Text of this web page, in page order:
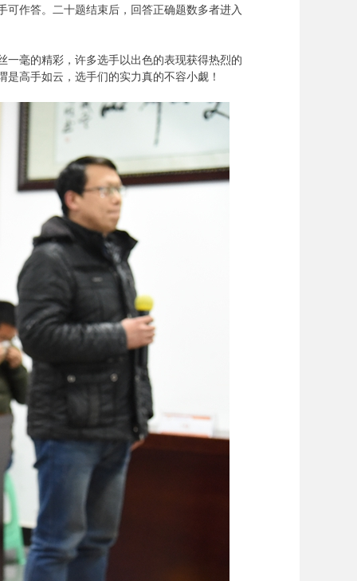
作答。二十题结束后，回答正确题数多者进入
毫的精彩，许多选手以出色的表现获得热烈的
高手如云，选手们的实力真的不容小觑！